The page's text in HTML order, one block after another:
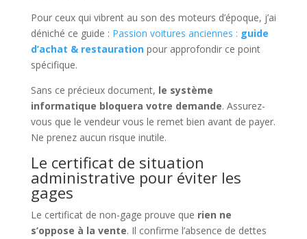
Pour ceux qui vibrent au son des moteurs d’époque, j’ai
déniché ce guide : Passion voitures anciennes : guide
d’achat & restaurationpour approfondir ce point
spécifique.
Sans ce précieux document, le système
informatique bloquera votre demande. Assurez-
vous que le vendeur vous le remet bien avant de payer.
Ne prenez aucun risque inutile.
Le certificat de situation
administrative pour éviter les
gages
Le certificat de non-gage prouve que rien ne
s’oppose à la vente. Il confirme l’absence de dettes